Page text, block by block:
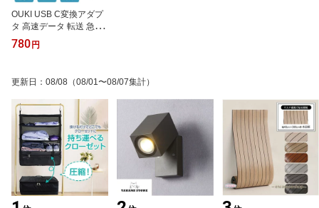
OUKI USB C変換アダプ
タ 高速データ 転送 急速
充電対応 軽量 コンパク
ト タイプCメス USBオス
780 円
更新日 ： 08/08 （08/01〜08/07集計）